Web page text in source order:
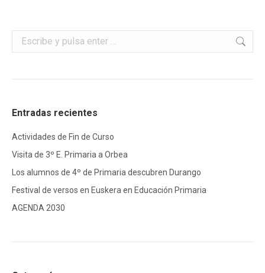
Buscar:
Entradas recientes
Actividades de Fin de Curso
Visita de 3º E. Primaria a Orbea
Los alumnos de 4º de Primaria descubren Durango
Festival de versos en Euskera en Educación Primaria
AGENDA 2030